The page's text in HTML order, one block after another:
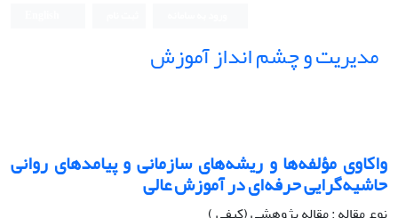
مدیریت و چشم انداز آموزش
واکاوی مؤلفه‌ها و ریشه‌های سازمانی و پیامدهای روانی
حاشیه‌گرایی حرفه‌ای در آموزش عالی